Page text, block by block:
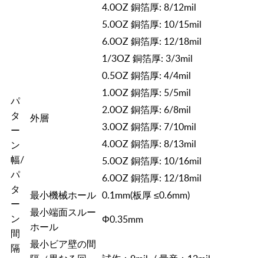
パ
タ
ー
ン
幅/
パ
タ
ー
ン
間
隔
4.0OZ 銅箔厚: 8/12mil
5.0OZ 銅箔厚: 10/15mil
6.0OZ 銅箔厚: 12/18mil
外層
1/3OZ 銅箔厚: 3/3mil
0.5OZ 銅箔厚: 4/4mil
1.0OZ 銅箔厚: 5/5mil
2.0OZ 銅箔厚: 6/8mil
3.0OZ 銅箔厚: 7/10mil
4.0OZ 銅箔厚: 8/13mil
5.0OZ 銅箔厚: 10/16mil
6.0OZ 銅箔厚: 12/18mil
最小機械ホール 0.1mm(板厚 ≤0.6mm)
最小端面スルー
ホール
Φ0.35mm
最小ビア壁の間